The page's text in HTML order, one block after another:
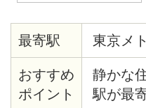
最寄駅 東京メ
おすすめ
ポイント
静かな
駅が最